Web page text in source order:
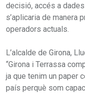
decisió, accés a
s’aplicaria de manera
operadors actuals.
L’alcalde de Girona,
“Girona i Terrassa
ja que tenim un paper
país perquè som